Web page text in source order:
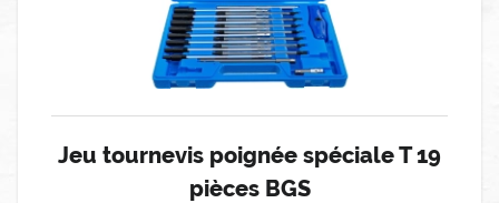
Jeu tournevis poignée spéciale T 19
pièces BGS